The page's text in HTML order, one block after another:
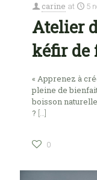
carine at 5
Atelier
kéfir de
« Apprenez à
pleine de
boisson
? […]
0